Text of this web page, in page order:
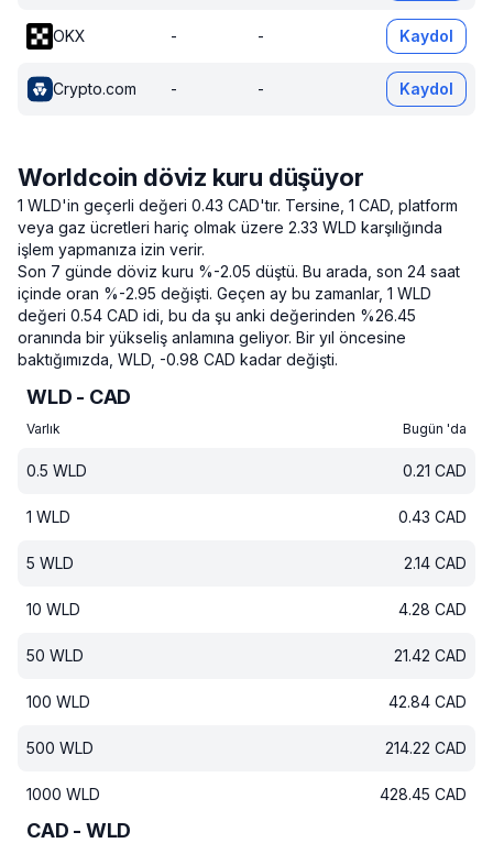
OKX - - Kaydol
Crypto.com - - Kaydol
Worldcoin döviz kuru düşüyor
1 WLD'in geçerli değeri 0.43 CAD'tır. Tersine, 1 CAD, platform
veya gaz ücretleri hariç olmak üzere 2.33 WLD karşılığında
işlem yapmanıza izin verir.
Son 7 günde döviz kuru %-2.05 düştü. Bu arada, son 24 saat
içinde oran %-2.95 değişti. Geçen ay bu zamanlar, 1 WLD
değeri 0.54 CAD idi, bu da şu anki değerinden %26.45
oranında bir yükseliş anlamına geliyor. Bir yıl öncesine
baktığımızda, WLD, -0.98 CAD kadar değişti.
WLD - CAD
Varlık Bugün 'da
0.5 WLD 0.21 CAD
1 WLD 0.43 CAD
5 WLD 2.14 CAD
10 WLD 4.28 CAD
50 WLD 21.42 CAD
100 WLD 42.84 CAD
500 WLD 214.22 CAD
1000 WLD 428.45 CAD
CAD - WLD